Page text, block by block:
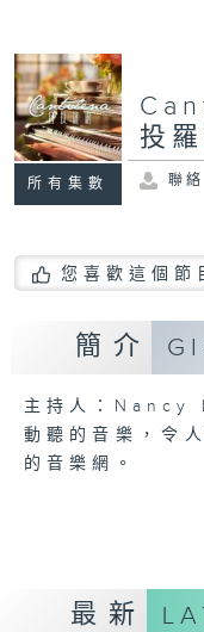
所有集數
投羅
聯絡
您喜歡這個節
簡介
主持人：Nancy
動聽的音樂，令
的音樂網。
最新